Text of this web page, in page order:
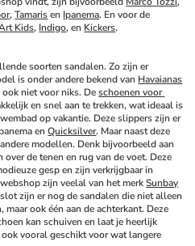
, Tamaris en Ipanema. En voor de
Kids, Indigo, en Kickers.
soorten sandalen. Zo zijn er
is onder andere bekend van Havaianas
ook niet voor niks. De schoenen voor
en snel aan te trekken, wat ideaal is
op vakantie. Deze slippers zijn er
en Quicksilver. Maar naast deze
modellen. Denk bijvoorbeeld aan
de tenen en rug van de voet. Deze
gesp en zijn verkrijgbaar in
zijn veelal van het merk Sunbay
zijn er nog de sandalen die niet alleen
ook één aan de achterkant. Deze
kan schuiven en laat je heerlijk
vooral geschikt voor wat langere